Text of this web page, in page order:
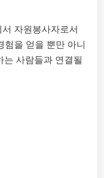
자원봉사자로서
험을 얻을 뿐만 아니
는 사람들과 연결될